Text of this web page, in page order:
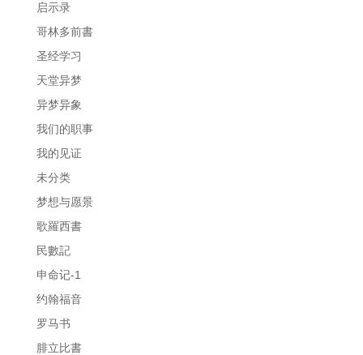
启示录
哥林多前書
圣经学习
天堂异梦
异梦异象
我们的职事
我的见证
未分类
梦想与愿景
歌羅西書
民數記
申命记-1
约翰福音
罗马书
腓立比書